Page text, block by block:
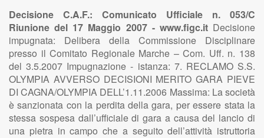
Decisione C.A.F.: Comunicato Ufficiale n. 053/C
Riunione del 17 Maggio 2007 - www.figc.it Decisione
impugnata: Delibera della Commissione Disciplinare
presso il Comitato Regionale Marche – Com. Uff. n. 138
del 3.5.2007 Impugnazione - istanza: 7. RECLAMO S.S.
OLYMPIA AVVERSO DECISIONI MERITO GARA PIEVE
DI CAGNA/OLYMPIA DELL’1.11.2006 Massima: La società
è sanzionata con la perdita della gara, per essere stata la
stessa sospesa dall’ufficiale di gara a causa del lancio di
una pietra in campo che a seguito dell’attività istruttoria